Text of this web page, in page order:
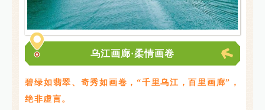
乌江画廊·柔情画卷
碧绿如翡翠、奇秀如画卷，“千里乌江，百里画廊”，
绝非虚言。